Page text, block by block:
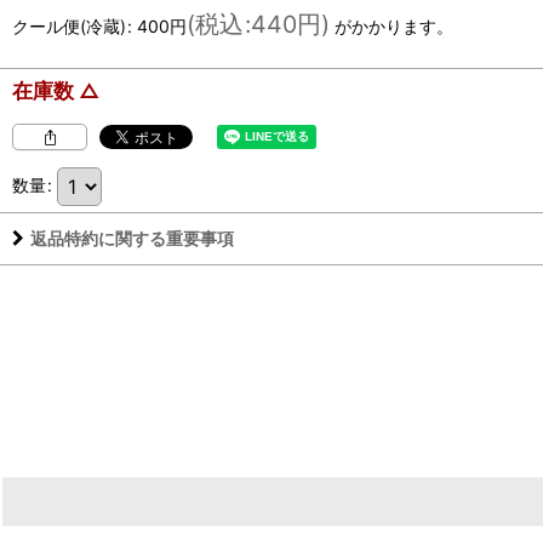
クール便(冷蔵): 400円(税込:440円) がかかります。
在庫数 △
数量:
返品特約に関する重要事項